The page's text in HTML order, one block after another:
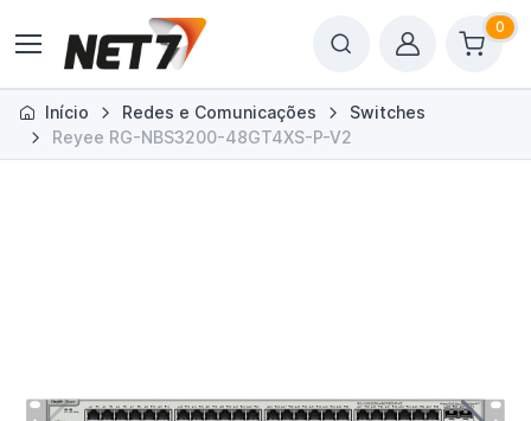
0
Início Redes e Comunicações
Switches
Reyee RG-NBS3200-48GT4XS-P-V2